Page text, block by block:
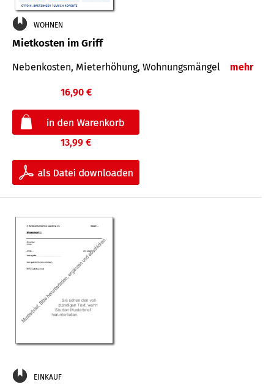
WOHNEN
Mietkosten im Griff
Nebenkosten, Mieterhöhung, Wohnungsmängel mehr
16,90 €
13,99 €
EINKAUF